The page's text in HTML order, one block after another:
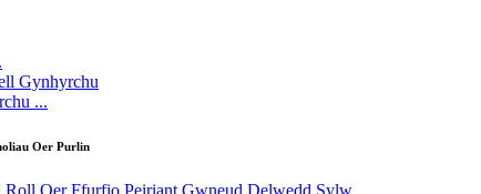
...
Oer Purlin